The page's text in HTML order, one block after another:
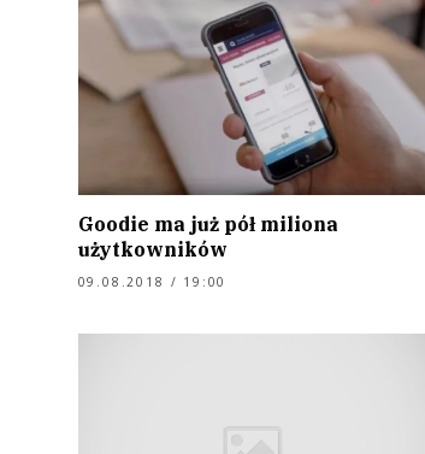
Goodie ma już pół miliona
użytkowników
09.08.2018 / 19:00